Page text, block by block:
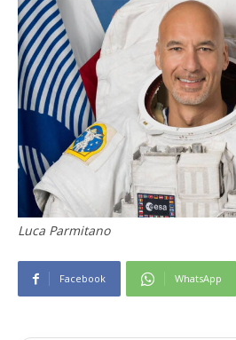
Luca Parmitano
Facebook WhatsApp